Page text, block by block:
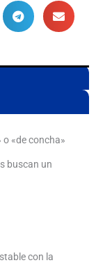
o «de concha»
buscan un
con la